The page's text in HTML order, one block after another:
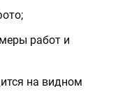
работ и
на видном